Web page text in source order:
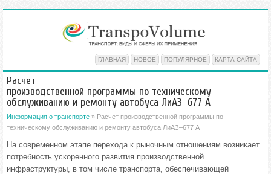
ГЛАВНАЯ НОВОЕ ПОПУЛЯРНОЕ КАРТА САЙТА
Расчет
производственной программы по техническому
обслуживанию и ремонту автобуса ЛиАЗ–677 А
Информация о транспорте » Расчет производственной программы по
техническому обслуживанию и ремонту автобуса ЛиАЗ–677 А
На современном этапе перехода к рыночным отношениям возникает
потребность ускоренного развития производственной
инфраструктуры, в том числе транспорта, обеспечивающей